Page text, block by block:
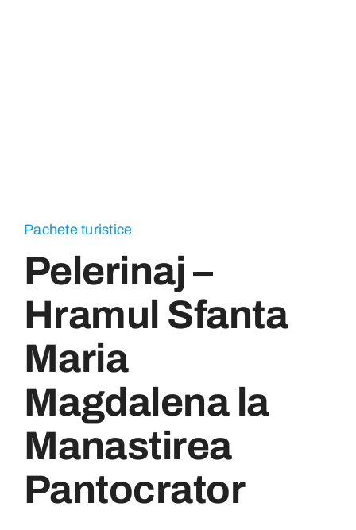
Pachete turistice
Pelerinaj –
Hramul Sfanta
Maria
Magdalena la
Manastirea
Pantocrator